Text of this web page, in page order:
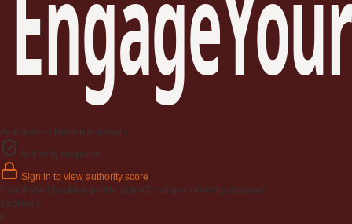
Available — Premium domain
Authority snapshot
Sign in to view authority score
Established backlink profile with 472 unique referring domains.
Backlinks
0